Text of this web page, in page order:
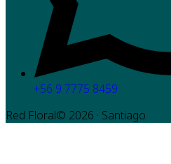
+56 9 7775 8459
Red Floral© 2026 · Santiago